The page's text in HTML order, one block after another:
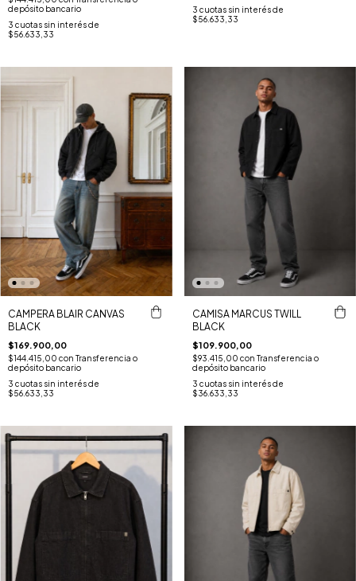
depósito bancario
3 cuotas sin interés de
$56.633,33
3 cuotas sin interés de
$56.633,33
CAMPERA BLAIR CANVAS
BLACK
$169.900,00
$144.415,00 con Transferencia o
depósito bancario
3 cuotas sin interés de
$56.633,33
CAMISA MARCUS TWILL
BLACK
$109.900,00
$93.415,00 con Transferencia o
depósito bancario
3 cuotas sin interés de
$36.633,33